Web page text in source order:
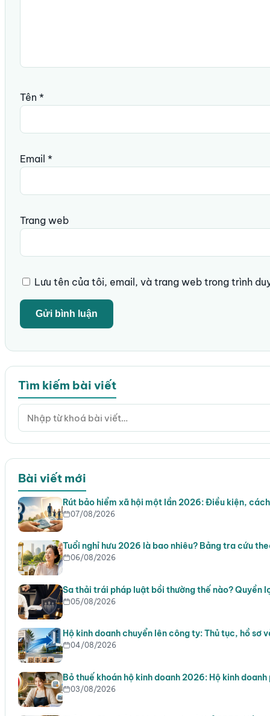
Tên *
Email *
Trang web
Lưu tên của tôi, email, và trang web trong trình
Tìm kiếm bài viết
Bài viết mới
Rút bảo hiểm xã hội một lần 2026: Điều kiện,
07/08/2026
Tuổi nghỉ hưu 2026 là bao nhiêu? Bảng tra cứu
06/08/2026
Sa thải trái pháp luật bồi thường thế nào? Quyền
05/08/2026
Hộ kinh doanh chuyển lên công ty: Thủ tục, hồ sơ
04/08/2026
Bỏ thuế khoán hộ kinh doanh 2026: Hộ kinh
03/08/2026